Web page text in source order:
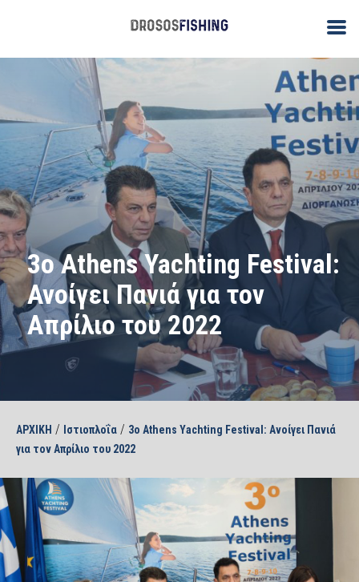
3ο Athens Yachting Festival:
Ανοίγει Πανιά για τον
Απρίλιο του 2022
ΑΡΧΙΚΗ / Ιστιοπλοΐα / 3ο Athens Yachting Festival: Ανοίγει Πανιά
για τον Απρίλιο του 2022